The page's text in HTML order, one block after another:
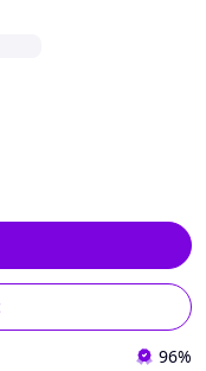
96%